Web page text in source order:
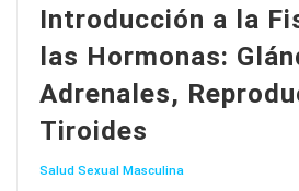
Introducción a la
las Hormonas:
Adrenales,
Tiroides
Salud Sexual Masculina